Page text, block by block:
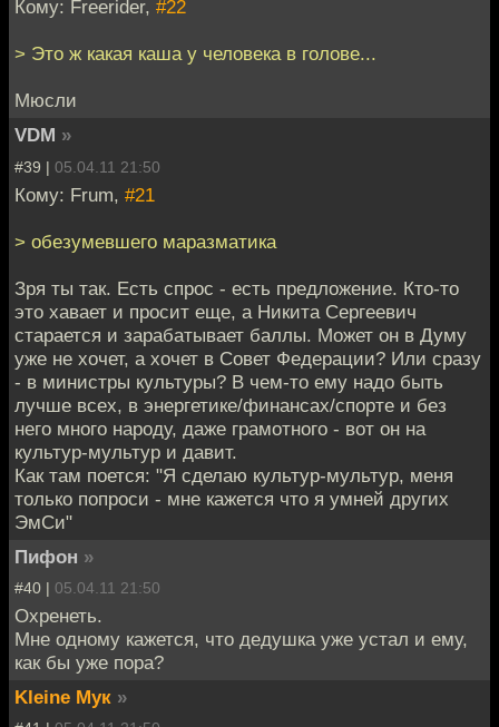
Кому: Freerider, #22
> Это ж какая каша у человека в голове...
Мюсли
VDM »
#39 | 05.04.11 21:50
Кому: Frum, #21
> обезумевшего маразматика
Зря ты так. Есть спрос - есть предложение. Кто-то
это хавает и просит еще, а Никита Сергеевич
старается и зарабатывает баллы. Может он в Думу
уже не хочет, а хочет в Совет Федерации? Или сразу
- в министры культуры? В чем-то ему надо быть
лучше всех, в энергетике/финансах/спорте и без
него много народу, даже грамотного - вот он на
культур-мультур и давит.
Как там поется: "Я сделаю культур-мультур, меня
только попроси - мне кажется что я умней других
ЭмСи"
Пифон »
#40 | 05.04.11 21:50
Охренеть.
Мне одному кажется, что дедушка уже устал и ему,
как бы уже пора?
Kleine Мук »